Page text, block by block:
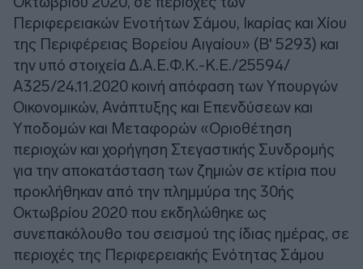
Περιφερειακών Ενοτήτων Σάμου, Ικαρίας και Χίου
της Περιφέρειας Βορείου Αιγαίου» (Β' 5293) και
την υπό στοιχεία Δ.Α.Ε.Φ.Κ.-Κ.Ε./25594/
Α325/24.11.2020 κοινή απόφαση των Υπουργών
Οικονομικών, Ανάπτυξης και Επενδύσεων και
Υποδομών και Μεταφορών «Οριοθέτηση
περιοχών και χορήγηση Στεγαστικής Συνδρομής
για την αποκατάσταση των ζημιών σε κτίρια που
προκλήθηκαν από την πλημμύρα της 30ής
Οκτωβρίου 2020 που εκδηλώθηκε ως
συνεπακόλουθο του σεισμού της ίδιας ημέρας, σε
περιοχές της Περιφερειακής Ενότητας Σάμου